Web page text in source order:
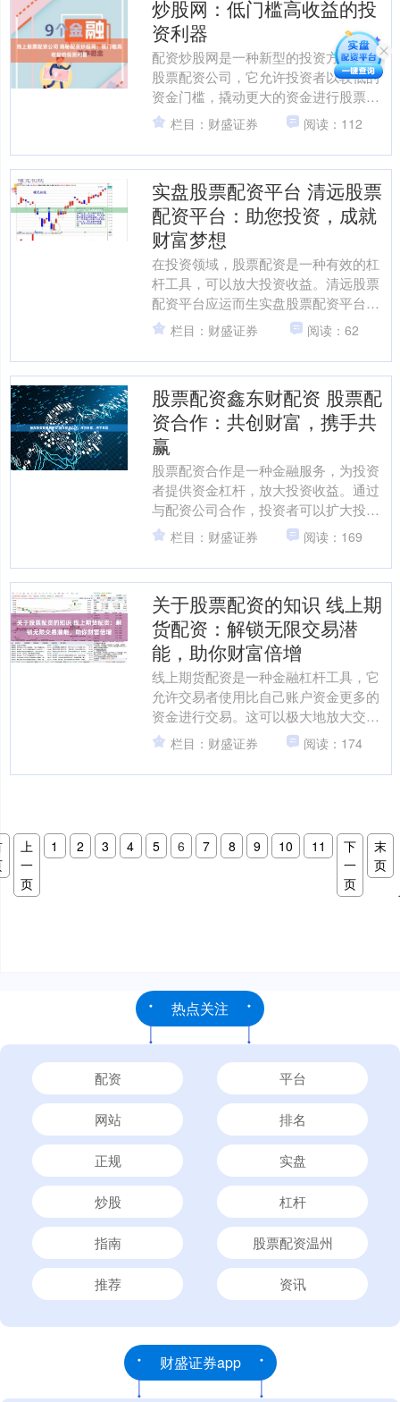
炒股网：低门槛高收益的投
资利器
配资炒股网是一种新型的投资方式线上
股票配资公司，它允许投资者以较低的
资金门槛，撬动更大的资金进行股票交
易，从而获得更高的收益。 选择北京期
货配资平台时，投资者应....
栏目：财盛证券 阅读：112
实盘股票配资平台 清远股票
配资平台：助您投资，成就
财富梦想
在投资领域，股票配资是一种有效的杠
杆工具，可以放大投资收益。清远股票
配资平台应运而生实盘股票配资平台，
为投资者提供专业、便捷的配资服务，
助力他们实现财富梦想。 ....
栏目：财盛证券 阅读：62
股票配资鑫东财配资 股票配
资合作：共创财富，携手共
赢
股票配资合作是一种金融服务，为投资
者提供资金杠杆，放大投资收益。通过
与配资公司合作，投资者可以扩大投资
规模，提升收益潜力。 与自行投资相
比，股票配资机构提供以下....
栏目：财盛证券 阅读：169
关于股票配资的知识 线上期
货配资：解锁无限交易潜
能，助你财富倍增
线上期货配资是一种金融杠杆工具，它
允许交易者使用比自己账户资金更多的
资金进行交易。这可以极大地放大交易
者的利润潜力关于股票配资的知识，但
也增加了风险。 平台的安....
栏目：财盛证券 阅读：174
上
一
页
1 2 3 4 5 6 7 8 9 10 11
下
一
页
末
页
热点关注
配资 平台
网站 排名
正规 实盘
炒股 杠杆
指南 股票配资温州
推荐 资讯
财盛证券app